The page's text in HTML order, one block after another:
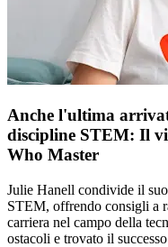
Anche l'ultima
discipline STEM: Il
Who Master
Julie Hanell condivide il
STEM, offrendo consigli a
carriera nel campo della
ostacoli e trovato il